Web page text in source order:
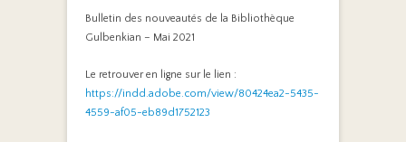
Bulletin des nouveautés de la Bibliothèque
Gulbenkian – Mai 2021
Le retrouver en ligne sur le lien :
https://indd.adobe.com/view/80424ea2-5435-
4559-af05-eb89d1752123